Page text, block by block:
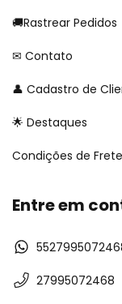
🚚Rastrear Pedidos
Contato
Cadastro de
Destaques
Condições de Frete
Entre em
27995072468